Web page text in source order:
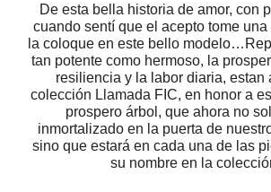
De esta bella historia de amor, con
cuando sentí que el acepto tome
la coloque en este bello
tan potente como hermoso, la
resiliencia y la labor diaria, estan
colección Llamada FIC, en honor a
prospero árbol, que ahora no
inmortalizado en la puerta de
sino que estará en cada una de las
su nombre en la